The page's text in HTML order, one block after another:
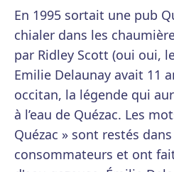
En 1995 sortait une pub
chialer dans les
par Ridley Scott (oui oui,
Emilie Delaunay avait 11
occitan, la légende qui
à l’eau de Quézac. Les
Quézac » sont restés
consommateurs et ont